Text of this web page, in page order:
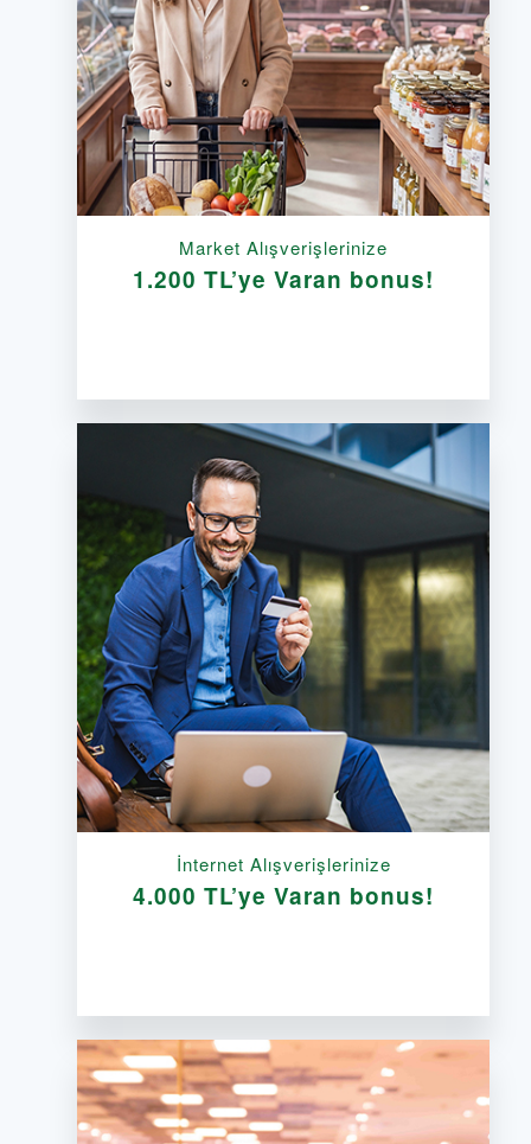
Market Alışverişlerinize
1.200 TL’ye Varan bonus!
İnternet Alışverişlerinize
4.000 TL’ye Varan bonus!